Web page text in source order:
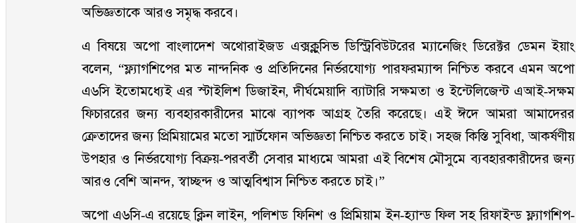
অভিজ্ঞতাকে আরও সমৃদ্ধ করবে।
এ বিষয়ে অপো বাংলাদেশ অথোরাইজড এক্সক্লুসিভ ডিস্ট্রিবিউটরের ম্যানেজিং ডিরেক্টর ডেমন ইয়াং
বলেন, “ফ্ল্যাগশিপের মত নান্দনিক ও প্রতিদিনের নির্ভরযোগ্য পারফরম্যান্স নিশ্চিত করবে এমন অপো
এ৬সি ইতোমধ্যেই এর স্টাইলিশ ডিজাইন, দীর্ঘমেয়াদি ব্যাটারি সক্ষমতা ও ইন্টেলিজেন্ট এআই-সক্ষম
ফিচাররের জন্য ব্যবহারকারীদের মাঝে ব্যাপক আগ্রহ তৈরি করেছে। এই ঈদে আমরা আমাদেরর
ক্রেতাদের জন্য প্রিমিয়ামের মতো স্মার্টফোন অভিজ্ঞতা নিশ্চিত করতে চাই। সহজ কিস্তি সুবিধা, আকর্ষণীয়
উপহার ও নির্ভরযোগ্য বিক্রয়-পরবর্তী সেবার মাধ্যমে আমরা এই বিশেষ মৌসুমে ব্যবহারকারীদের জন্য
আরও বেশি আনন্দ, স্বাচ্ছন্দ ও আত্মবিশ্বাস নিশ্চিত করতে চাই।”
অপো এ৬সি-এ রয়েছে ক্লিন লাইন, পলিশড ফিনিশ ও প্রিমিয়াম ইন-হ্যান্ড ফিল সহ রিফাইন্ড ফ্ল্যাগশিপ-